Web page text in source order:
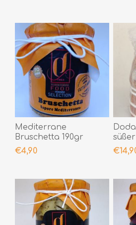
Mediterrane
Bruschetta 190gr
€4,90